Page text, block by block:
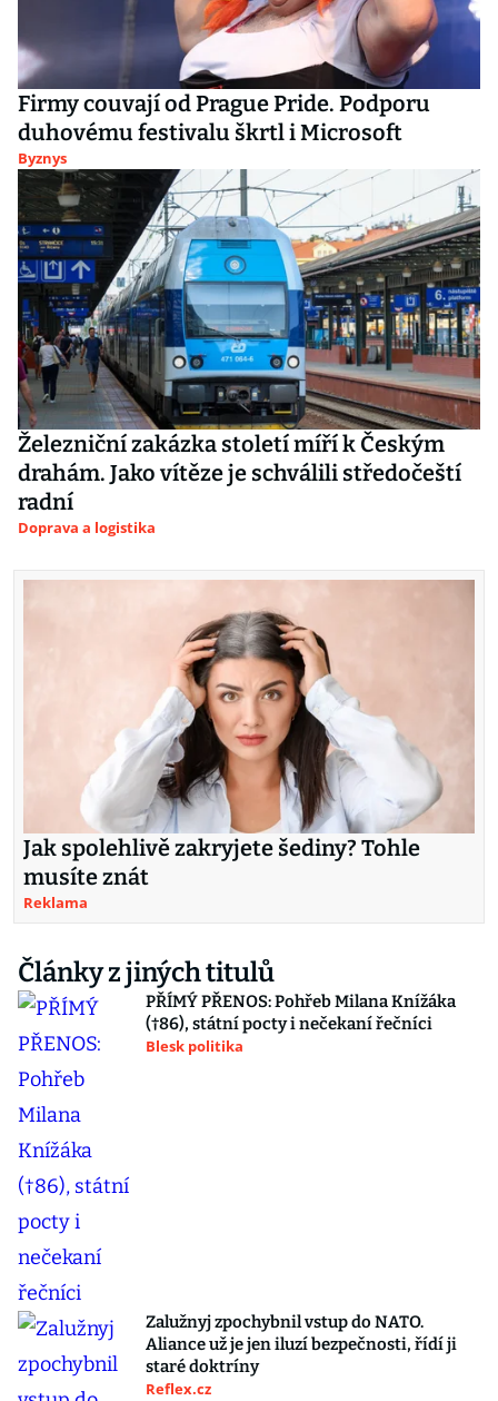
Firmy couvají od Prague Pride. Podporu
duhovému festivalu škrtl i Microsoft
Byznys
Železniční zakázka století míří k Českým
drahám. Jako vítěze je schválili středočeští
radní
Doprava a logistika
Jak spolehlivě zakryjete šediny? Tohle
musíte znát
Reklama
Články z jiných titulů
PŘÍMÝ PŘENOS: Pohřeb Milana Knížáka
(†86), státní pocty i nečekaní řečníci
Blesk politika
Zalužnyj zpochybnil vstup do NATO.
Aliance už je jen iluzí bezpečnosti, řídí ji
staré doktríny
Reflex.cz